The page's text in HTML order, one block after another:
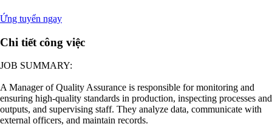
Ứng tuyển ngay
Chi tiết công việc
JOB SUMMARY:
A Manager of Quality Assurance is responsible for monitoring and
ensuring high-quality standards in production, inspecting processes and
outputs, and supervising staff. They analyze data, communicate with
external officers, and maintain records.